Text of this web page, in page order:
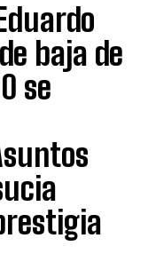
baja de
se